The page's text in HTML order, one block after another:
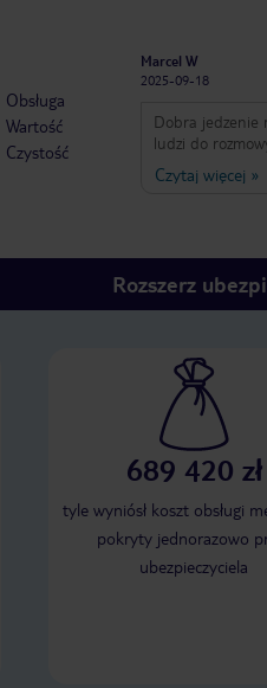
Obsługa
Wartość
Czystość
Marcel W
2025-09-18
Dobra jedzenie
ludzi do
pogadać dobra
wieczorami dla
Czytaj więcej »
Rozszerz
689 420 zł
tyle wyniósł koszt obsługi
pokryty jednorazowo
ubezpieczyciela